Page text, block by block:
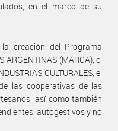
en el marco de su
la creación del Programa
ARGENTINAS (MARCA), el
CULTURALES, el
las cooperativas de las
así como también
autogestivos y no